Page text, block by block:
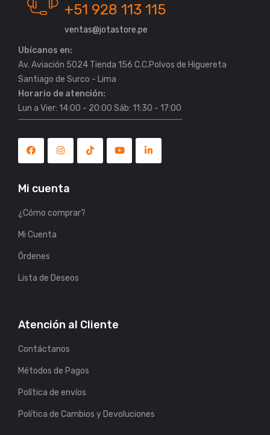
+51 928 113 115
ventas@jotastore.pe
Ubícanos en:
Av. Aviación 5024 Tienda 156 C.C.Polvos de Higuereta
Horario de atención:
Lun a Vier: 14:00 - 20:00 Sáb: 11:30 - 17:00
Mi cuenta
¿Cómo comprar?
Mi Cuenta
Órdenes
Lista de Deseos
Atención al Cliente
Contáctanos
Métodos de Pagos
Política de envíos
Política de Cambios y Devoluciones